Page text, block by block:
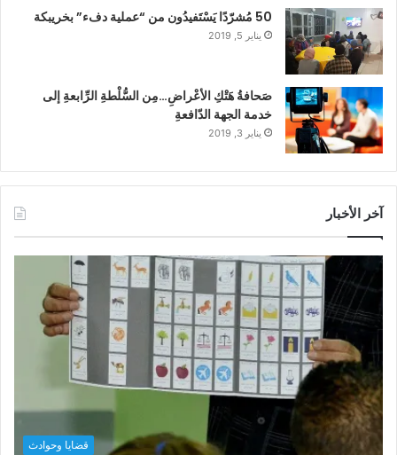
50 مُشرّدًا يَسْتَفيدُون من “عملية دفء” بخريبكة
يناير 5, 2019
صَحافةُ هَتْكِ الأعْراضِ…مِن السُّلْطةِ الرِّابعةِ إلى
خدمة الجهة الدّافعةِ
يناير 3, 2019
آخر الأخبار
قضايا وحوادث